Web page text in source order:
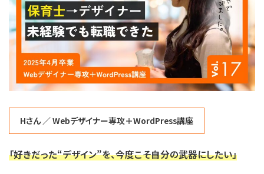
Hさん ／ Webデザイナー専攻＋WordPress講座
「好きだった“デザイン”を、今度こそ自分の武器にしたい」